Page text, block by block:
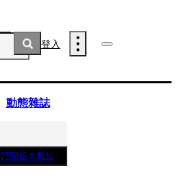
登入
動態雜誌
訂閱紙本雜誌